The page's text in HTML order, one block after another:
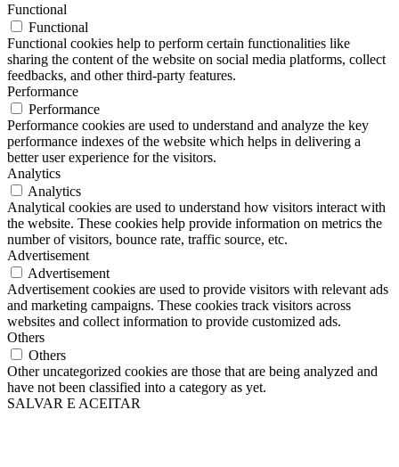
Functional
Functional
Functional cookies help to perform certain functionalities like
sharing the content of the website on social media platforms, collect
feedbacks, and other third-party features.
Performance
Performance
Performance cookies are used to understand and analyze the key
performance indexes of the website which helps in delivering a
better user experience for the visitors.
Analytics
Analytics
Analytical cookies are used to understand how visitors interact with
the website. These cookies help provide information on metrics the
number of visitors, bounce rate, traffic source, etc.
Advertisement
Advertisement
Advertisement cookies are used to provide visitors with relevant ads
and marketing campaigns. These cookies track visitors across
websites and collect information to provide customized ads.
Others
Others
Other uncategorized cookies are those that are being analyzed and
have not been classified into a category as yet.
SALVAR E ACEITAR